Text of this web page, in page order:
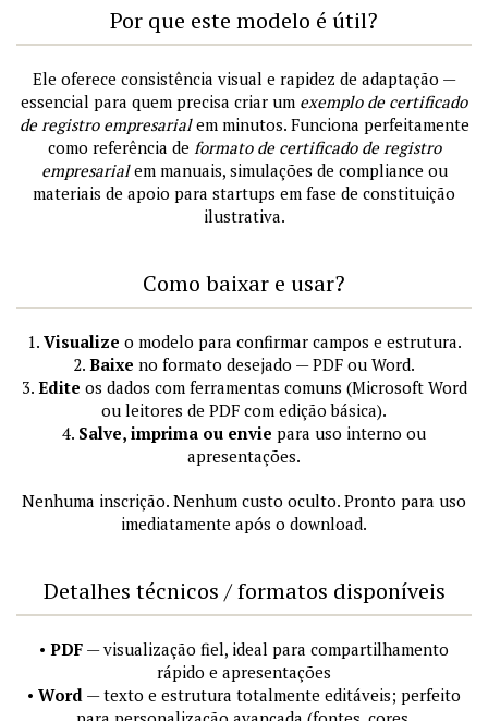
Por que este modelo é útil?
Ele oferece consistência visual e rapidez de adaptação —
essencial para quem precisa criar um exemplo de certificado
de registro empresarialem minutos. Funciona perfeitamente
como referência de formato de certificado de registro
empresarialem manuais, simulações de compliance ou
materiais de apoio para startups em fase de constituição
ilustrativa.
Como baixar e usar?
1. Visualize o modelo para confirmar campos e estrutura.
2. Baixe no formato desejado — PDF ou Word.
3. Edite os dados com ferramentas comuns (Microsoft Word
ou leitores de PDF com edição básica).
4. Salve, imprima ou envie para uso interno ou
apresentações.
Nenhuma inscrição. Nenhum custo oculto. Pronto para uso
imediatamente após o download.
Detalhes técnicos / formatos disponíveis
• PDF — visualização fiel, ideal para compartilhamento
rápido e apresentações
• Word — texto e estrutura totalmente editáveis; perfeito